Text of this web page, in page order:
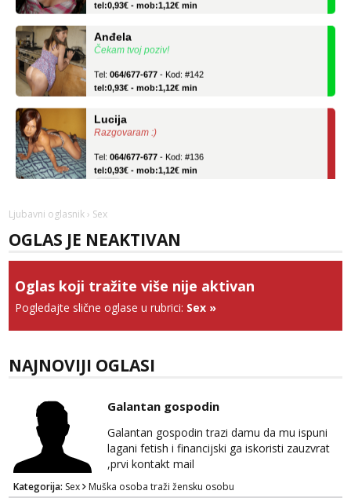
Čekam tvoj poziv!
tel:0,93€ - mob:1,12€ min
Razgovaram :)
tel:0,93€ - mob:1,12€ min
Obavijesti me kada se oslobodi
Čekam tvoj poziv!
Tel:064/677-677- Kod: #108
Zara
Anđela
Tel:064/677-677- Kod: #142
Ljubavni oglasnik › Sex
OGLAS JE NEAKTIVAN
Oglas koji tražite više nije aktivan
Pogledajte slične oglase u rubrici: Sex »
NAJNOVIJI OGLASI
Galantan gospodin
Galantan gospodin trazi damu da mu ispuni
lagani fetish i financijski ga iskoristi zauzvrat
,prvi kontakt mail
Kategorija: Sex Muška osoba traži žensku osobu